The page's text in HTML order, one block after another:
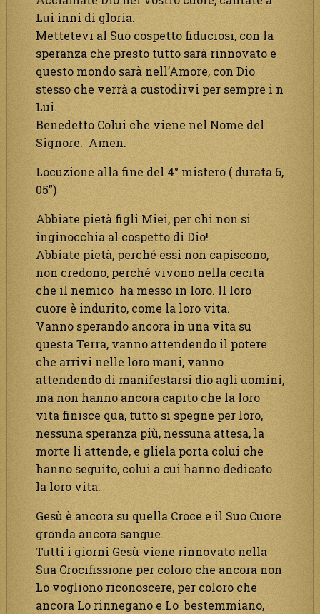
Lui inni di gloria.
Mettetevi al Suo cospetto fiduciosi, con la
speranza che presto tutto sarà rinnovato e
questo mondo sarà nell’Amore, con Dio
stesso che verrà a custodirvi per sempre i n
Lui.
Benedetto Colui che viene nel Nome del
Signore. Amen.
Locuzione alla fine del 4° mistero ( durata 6,
05”)
Abbiate pietà figli Miei, per chi non si
inginocchia al cospetto di Dio!
Abbiate pietà, perché essi non capiscono,
non credono, perché vivono nella cecità
che il nemico ha messo in loro. Il loro
cuore è indurito, come la loro vita.
Vanno sperando ancora in una vita su
questa Terra, vanno attendendo il potere
che arrivi nelle loro mani, vanno
attendendo di manifestarsi dio agli uomini,
ma non hanno ancora capito che la loro
vita finisce qua, tutto si spegne per loro,
nessuna speranza più, nessuna attesa, la
morte li attende, e gliela porta colui che
hanno seguito, colui a cui hanno dedicato
la loro vita.
Gesù è ancora su quella Croce e il Suo Cuore
gronda ancora sangue.
Tutti i giorni Gesù viene rinnovato nella
Sua Crocifissione per coloro che ancora non
Lo vogliono riconoscere, per coloro che
ancora Lo rinnegano e Lo bestemmiano,